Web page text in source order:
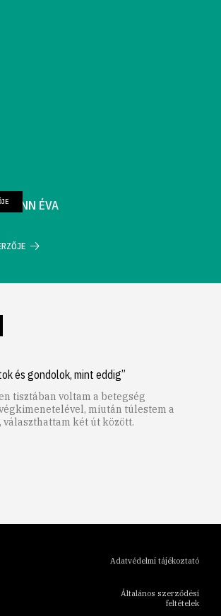
ÉVA
és gondolok, mint eddig”
tisztában voltam a betegség
miután túlestem a
két út között.
Adatvédelmi tájékoztató
Általános szerződési
feltételek